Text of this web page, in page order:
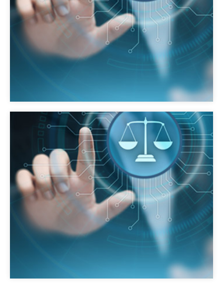
en recommandé avec accusé réception. Une
consignation financière pourra être demandée
par la juridiction.La recevabilité de la plainte
avec constitution de partie civile est soumise
à certaines conditions.
Directement citer l’auteur devant la juridiction
pénale, sous réserve de disposer des
éléments suffisants à démontrer la
constitution de l’infraction. Une consignation
financière pourra être demandée par la
juridiction. Selon la nature de l’infraction, la
juridiction pénale à saisir ne sera pas la même.